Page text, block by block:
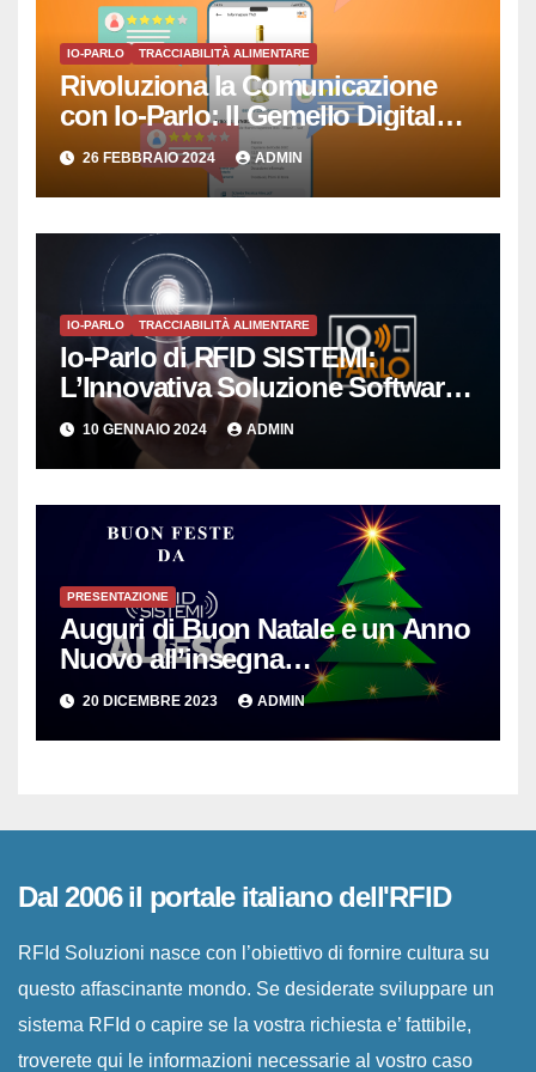
IO-PARLO TRACCIABILITÀ ALIMENTARE
Rivoluziona la Comunicazione
con Io-Parlo: Il Gemello Digitale
che Semplicemente Parla
26 FEBBRAIO 2024 ADMIN
IO-PARLO TRACCIABILITÀ ALIMENTARE
Io-Parlo di RFID SISTEMI:
L’Innovativa Soluzione Software
per la Gestione Intelligente delle
Copie Digitali
10 GENNAIO 2024 ADMIN
PRESENTAZIONE
Auguri di Buon Natale e un Anno
Nuovo all’insegna
dell’Innovazione per le PMI
20 DICEMBRE 2023 ADMIN
Dal 2006 il portale italiano dell'RFID
RFId Soluzioni nasce con l’obiettivo di fornire cultura su
questo affascinante mondo. Se desiderate sviluppare un
sistema RFId o capire se la vostra richiesta e’ fattibile,
troverete qui le informazioni necessarie al vostro caso